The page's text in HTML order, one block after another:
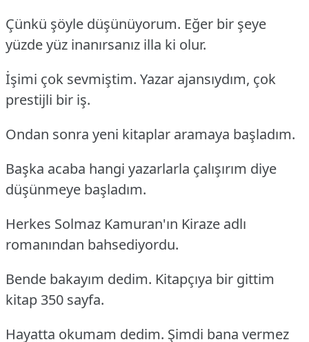
Çünkü şöyle düşünüyorum. Eğer bir şeye
yüzde yüz inanırsanız illa ki olur.
İşimi çok sevmiştim. Yazar ajansıydım, çok
prestijli bir iş.
Ondan sonra yeni kitaplar aramaya başladım.
Başka acaba hangi yazarlarla çalışırım diye
düşünmeye başladım.
Herkes Solmaz Kamuran'ın Kiraze adlı
romanından bahsediyordu.
Bende bakayım dedim. Kitapçıya bir gittim
kitap 350 sayfa.
Hayatta okumam dedim. Şimdi bana vermez